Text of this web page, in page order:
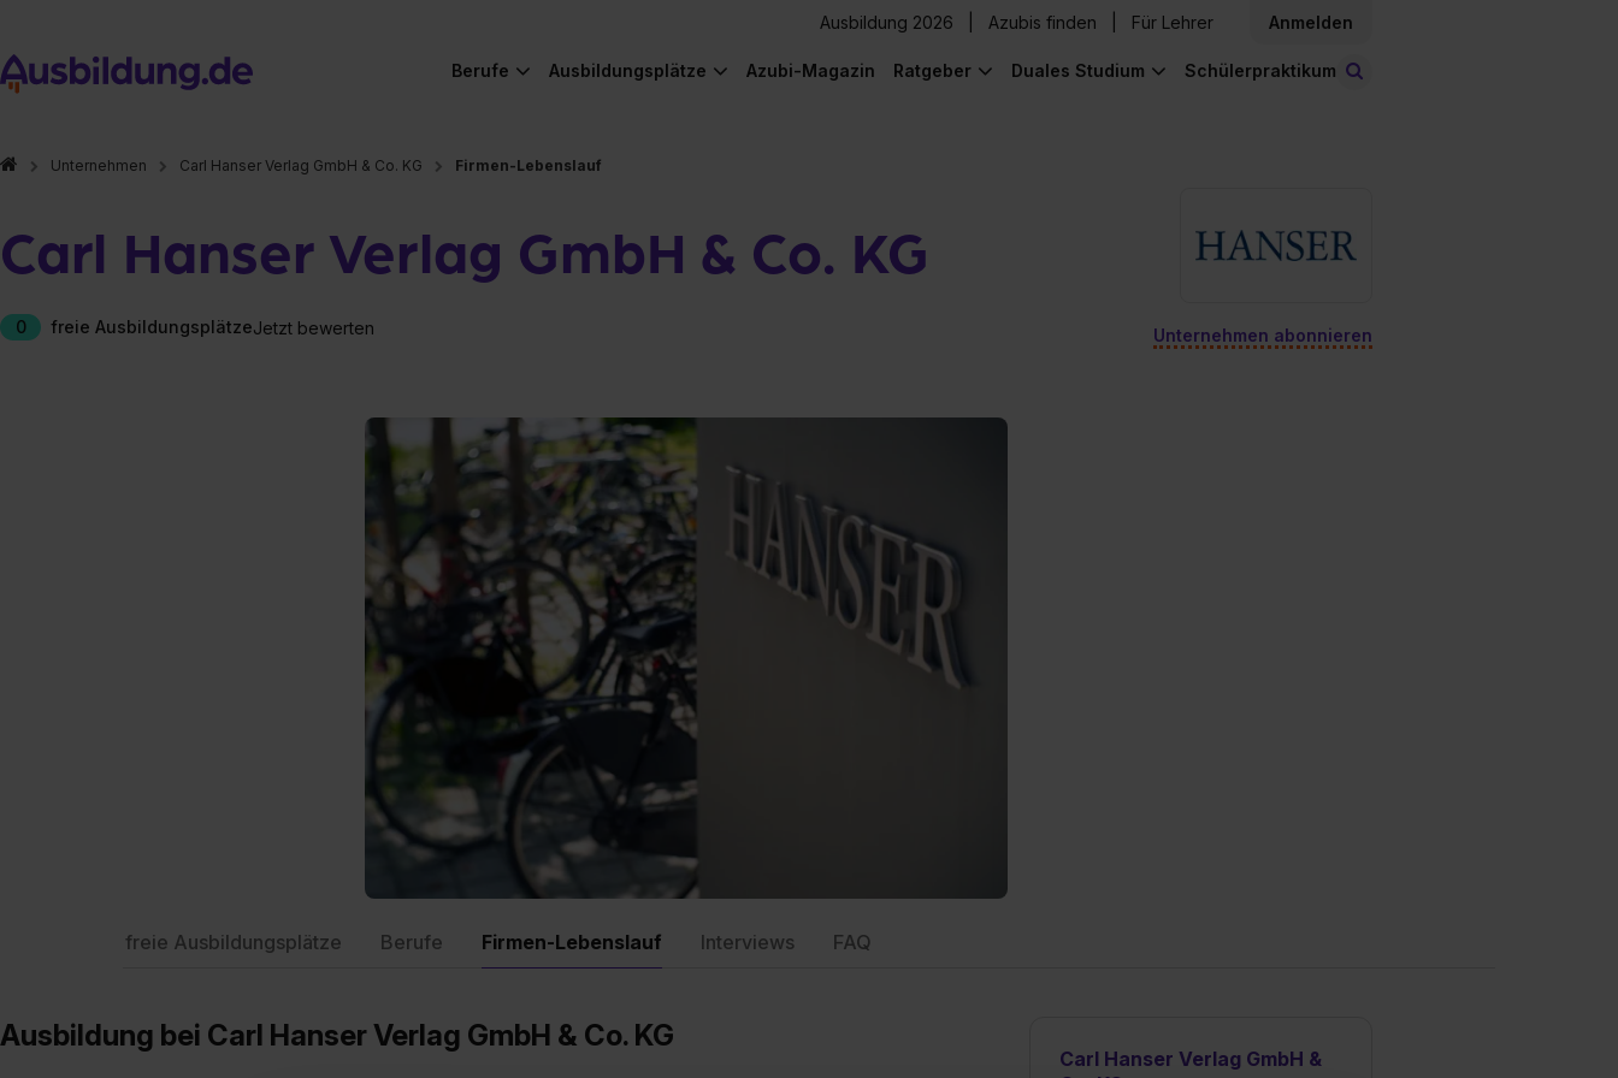
Ausbildung 2026 Azubis finden Für Lehrer Anmelden
Berufe Ausbildungsplätze Azubi-Magazin Ratgeber Duales Studium Schülerpraktikum
Unternehmen Carl Hanser Verlag GmbH & Co. KG Firmen-Lebenslauf
Carl Hanser Verlag GmbH & Co. KG
0 freie AusbildungsplätzeJetzt bewerten Unternehmen abonnieren
freie Ausbildungsplätze Berufe Firmen-Lebenslauf Interviews FAQ
Carl Hanser Verlag GmbH &
Ausbildung bei Carl Hanser Verlag GmbH & Co. KG